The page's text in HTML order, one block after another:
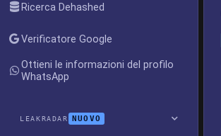
Ricerca Dehashed
Verificatore Google
Ottieni le informazioni del profilo
WhatsApp
LEAKRADAR NUOVO